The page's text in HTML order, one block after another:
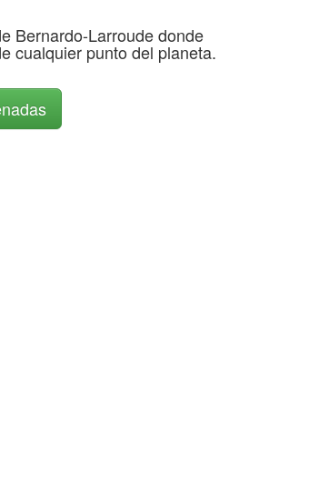
Bernardo-Larroude donde
cualquier punto del planeta.